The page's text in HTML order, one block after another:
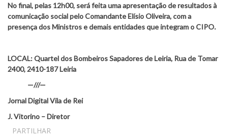
No final, pelas 12h00, será feita uma apresentação de resultados à
comunicação social pelo Comandante Elísio Oliveira, com a
presença dos Ministros e demais entidades que integram o CIPO.
LOCAL:Quartel dos Bombeiros Sapadores de Leiria, Rua de Tomar
2400, 2410-187 Leiria
—///—
Jornal Digital Vila de Rei
J. Vitorino – Diretor
PARTILHAR